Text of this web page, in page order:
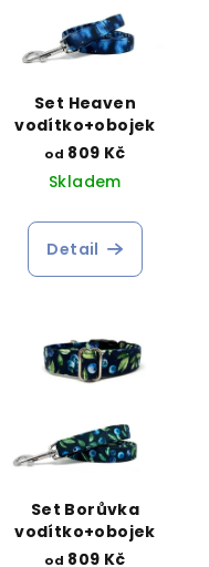
Set Heaven
vodítko+obojek
od 809 Kč
Skladem
Detail
Set Borůvka
vodítko+obojek
od 809 Kč